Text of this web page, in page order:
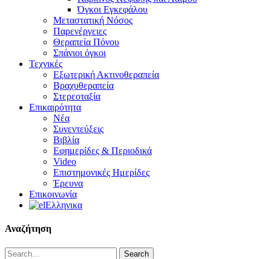
Όγκοι Εγκεφάλου
Μεταστατική Νόσος
Παρενέργειες
Θεραπεία Πόνου
Σπάνιοι όγκοι
Τεχνικές
Εξωτερική Ακτινοθεραπεία
Βραχυθεραπεία
Στερεοταξία
Επικαιρότητα
Νέα
Συνεντεύξεις
Βιβλία
Εφημερίδες & Περιοδικά
Video
Επιστημονικές Ημερίδες
Έρευνα
Επικοινωνία
Ελληνικα
Αναζήτηση
Search